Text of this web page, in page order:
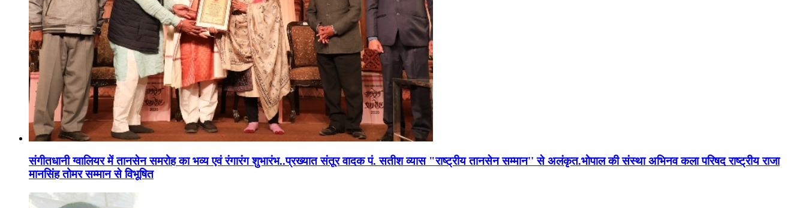
संगीतधानी ग्वालियर में तानसेन समरोह का भव्य एवं रंगारंग शुभारंभ..प्रख्यात संतूर वादक पं. सतीश व्यास "राष्ट्रीय तानसेन सम्मान'' से अलंकृत.भोपाल की संस्था अभिनव कला परिषद राष्ट्रीय राजा
मानसिंह तोमर सम्मान से विभूषित